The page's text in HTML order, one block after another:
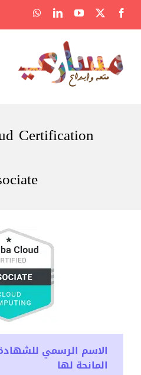
to
content
Facebook
X
YouTube
LinkedIn
Certification
الاسم الرسمي
المانحة لها